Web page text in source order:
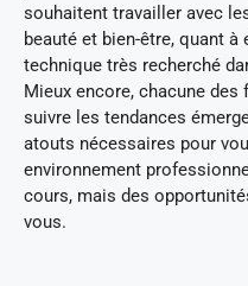
souhaitent travailler avec
beauté et bien-être, quant
technique très recherché
Mieux encore, chacune
suivre les tendances
atouts nécessaires pour
environnement
cours, mais des
vous.